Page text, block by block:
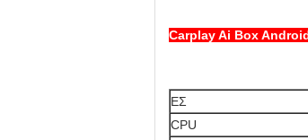
Carplay Ai Box
ΕΣ
CPU